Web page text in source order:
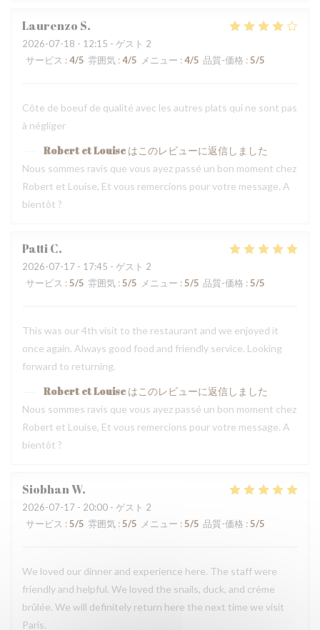
Laurenzo S
2026-07-18 - 12:15 - ゲスト 2
サービス : 4/5 雰囲気 : 4/5 メニュー : 4/5 品質-価格 : 5/5
Côte de boeuf de qualité avec les autres plats qui ne sont pas
à négliger
Robert et Louise はこのレビューに返信しました
Nous sommes ravis que vous ayez passé un bon moment chez
Robert et Louise, Et vous remercions pour votre message. A
bientôt ?
PattiC
2026-07-17 - 17:45 - ゲスト 2
サービス : 5/5 雰囲気 : 5/5 メニュー : 5/5 品質-価格 : 5/5
This was our 4th visit to the restaurant and we enjoyed it
once again. Always good food and friendly service. Looking
forward to returning.
Robert et Louise はこのレビューに返信しました
Nous sommes ravis que vous ayez passé un bon moment chez
Robert et Louise, Et vous remercions pour votre message. A
bientôt ?
SiobhanW
2026-07-17 - 20:00 - ゲスト 2
サービス : 5/5 雰囲気 : 5/5 メニュー : 5/5 品質-価格 : 5/5
We loved our dinner and experience here. The staff were
friendly and helpful. We loved the snails, duck, and crème
brûlée. We will definitely return here the next time we visit
Paris.